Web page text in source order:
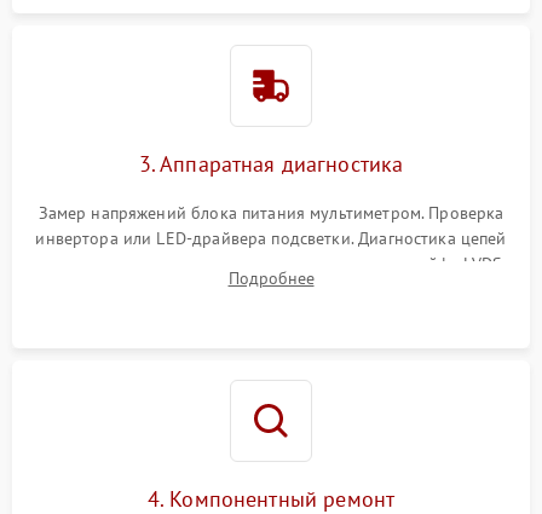
Поломка системы защиты
3. Аппаратная диагностика
Замер напряжений блока питания мультиметром. Проверка
инвертора или LED-драйвера подсветки. Диагностика цепей
питания скалера и тестирование сигналов на шлейфе LVDS
Подробнее
4. Компонентный ремонт